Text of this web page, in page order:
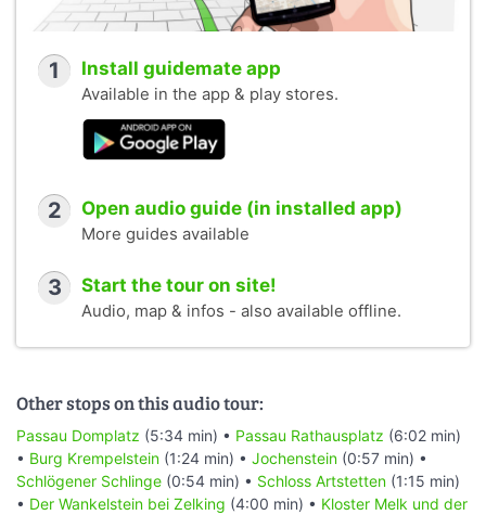
1 Install guidemate app
Available in the app & play stores.
2 Open audio guide (in installed app)
More guides available
3 Start the tour on site!
Audio, map & infos - also available offline.
Other stops on this audio tour:
Passau Domplatz (5:34 min) • Passau Rathausplatz (6:02 min)
• Burg Krempelstein (1:24 min) • Jochenstein (0:57 min) •
Schlögener Schlinge (0:54 min) • Schloss Artstetten (1:15 min)
• Der Wankelstein bei Zelking (4:00 min) • Kloster Melk und der